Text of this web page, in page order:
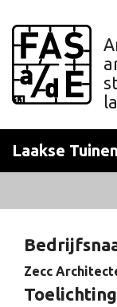
Laakse Tuinen
Zecc